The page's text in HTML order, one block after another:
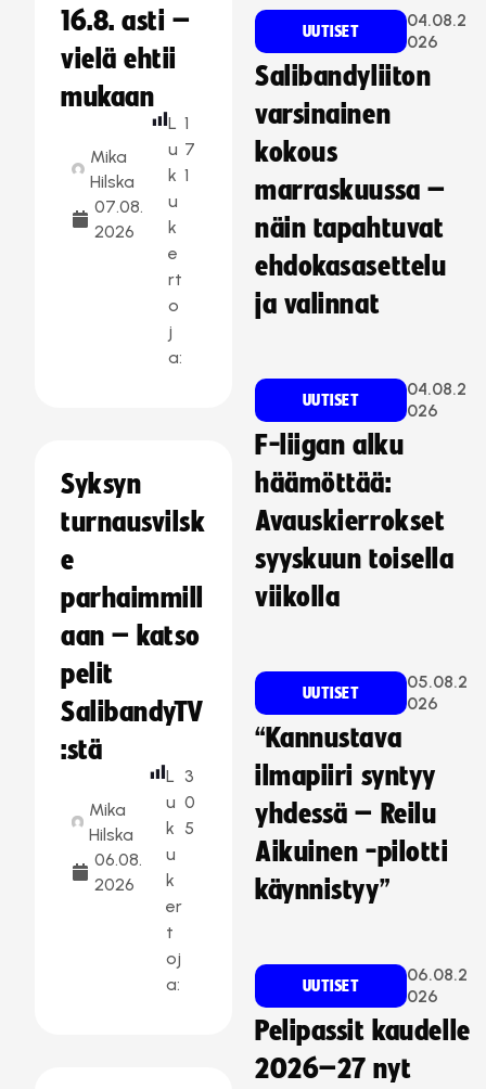
16.8. asti –
vielä ehtii
mukaan
Mika
Hilska
07.08.
2026
L
u
k
u
k
e
rt
o
j
a:
1
7
1
Syksyn
turnausvilsk
e
parhaimmill
aan – katso
pelit
SalibandyTV
:stä
Mika
Hilska
06.08.
2026
L
u
k
u
k
er
t
oj
a:
3
0
5
UUTISET
04.08.2
026
Salibandyliiton
varsinainen
kokous
marraskuussa –
näin tapahtuvat
ehdokasasettelu
ja valinnat
UUTISET
04.08.2
026
F-liigan alku
häämöttää:
Avauskierrokset
syyskuun toisella
viikolla
UUTISET
05.08.2
026
“Kannustava
ilmapiiri syntyy
yhdessä – Reilu
Aikuinen -pilotti
käynnistyy”
UUTISET
06.08.2
026
Pelipassit kaudelle
2026–27 nyt